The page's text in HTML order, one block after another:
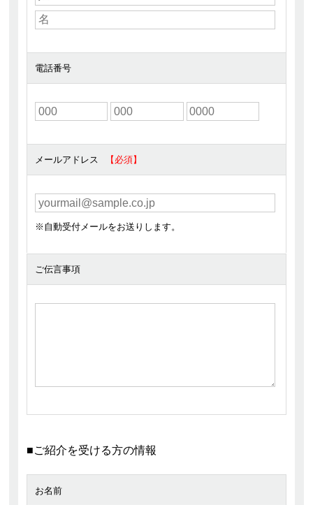
電話番号
メールアドレス
※自動受付メールをお送りします。
ご伝言事項
■ご紹介を受ける方の情報
お名前